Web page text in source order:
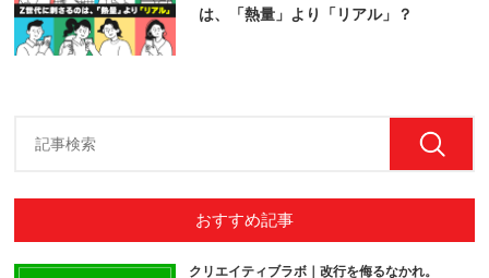
は、「熱量」より「リアル」？
おすすめ記事
クリエイティブラボ｜改行を侮るなかれ。